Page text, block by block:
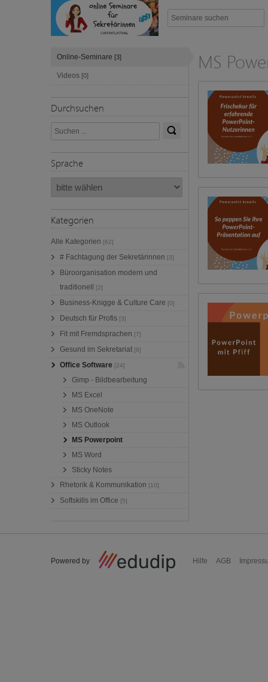
Online-Seminare [3]
Videos [0]
Durchsuchen
Sprache
Kategorien
Alle Kategorien [62]
# Fachtagung der Sekretärinnen [3]
Büroorganisation modern und
traditionell
[2]
Business-Knigge & Culture Care [0]
Deutsch für Profis [3]
Fit mit Fremdsprachen [7]
Gesund im Sekretariat [8]
Office Software [24]
Gimp - Bildbearbeitung
MS Excel
MS OneNote
MS Outlook
MS Powerpoint
MS Word
Sticky Notes
Rhetorik & Kommunikation [10]
Softskills im Office [5]
MS
Powered by AGB
Hilfe